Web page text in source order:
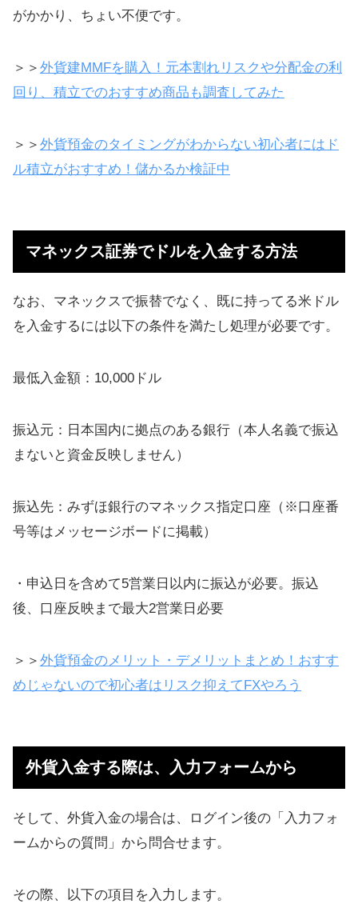
がかかり、ちょい不便です。
＞＞ 外貨建MMFを購入！元本割れリスクや分配金の利
回り、積立でのおすすめ商品も調査してみた
＞＞ 外貨預金のタイミングがわからない初心者にはド
ル積立がおすすめ！儲かるか検証中
マネックス証券でドルを入金する方法
なお、マネックスで振替でなく、既に持ってる米ドル
を入金するには以下の条件を満たし処理が必要です。
最低入金額：10,000ドル
振込元：日本国内に拠点のある銀行（本人名義で振込
まないと資金反映しません）
振込先：みずほ銀行のマネックス指定口座（※口座番
号等はメッセージボードに掲載）
・申込日を含めて5営業日以内に振込が必要。振込
後、口座反映まで最大2営業日必要
＞＞ 外貨預金のメリット・デメリットまとめ！おすす
めじゃないので初心者はリスク抑えてFXやろう
外貨入金する際は、入力フォームから
そして、外貨入金の場合は、ログイン後の「入力フォ
ームからの質問」から問合せます。
その際、以下の項目を入力します。